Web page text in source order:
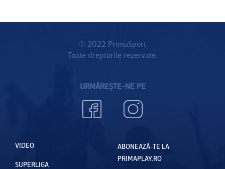
© 2022 PrimaSport
Toate drepturile rezervate.
URMĂREȘTE-NE PE
VIDEO
SUPERLIGA
ABONEAZĂ-TE LA
PRIMAPLAY.RO